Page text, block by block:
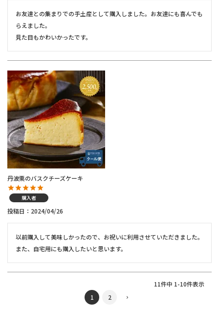
お友達との集まりでの手土産として購入しました。お友達にも喜んでも
らえました。
見た目もかわいかったです。
丹波栗のバスクチーズケーキ
購入者
投稿日 2024/04/26
以前購入して美味しかったので、お祝いに利用させていただきました。
また、自宅用にも購入したいと思います。
11件中 1-10件表示
1
2